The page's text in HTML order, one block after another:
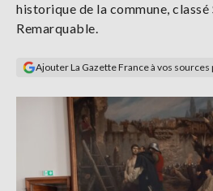
S'abonner
historique de la commune,
Remarquable.
Ajouter La Gazette France à vos